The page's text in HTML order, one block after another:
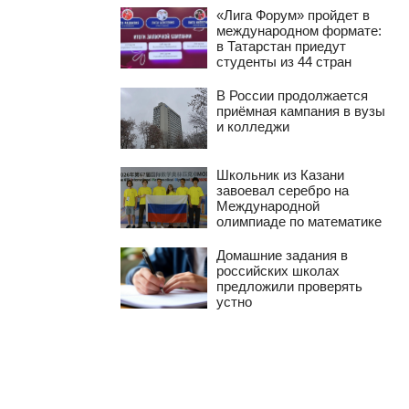
«Лига Форум» пройдет в
международном формате:
в Татарстан приедут
студенты из 44 стран
В России продолжается
приёмная кампания в вузы
и колледжи
Школьник из Казани
завоевал серебро на
Международной
олимпиаде по математике
Домашние задания в
российских школах
предложили проверять
устно